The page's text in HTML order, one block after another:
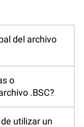
del archivo
o
.BSC?
utilizar un